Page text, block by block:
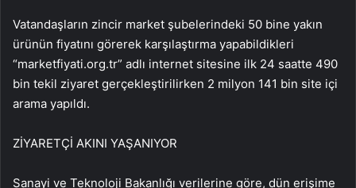
Vatandaşların zincir market şubelerindeki 50 bine yakın
ürünün fiyatını görerek karşılaştırma yapabildikleri
“marketfiyati.org.tr” adlı internet sitesine ilk 24 saatte 490
bin tekil ziyaret gerçekleştirilirken 2 milyon 141 bin site içi
arama yapıldı.
ZİYARETÇİ AKINI YAŞANIYOR
Sanayi ve Teknoloji Bakanlığı verilerine göre, dün erişime